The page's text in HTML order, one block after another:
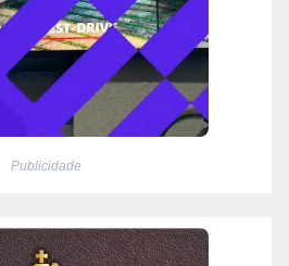
Publicidade